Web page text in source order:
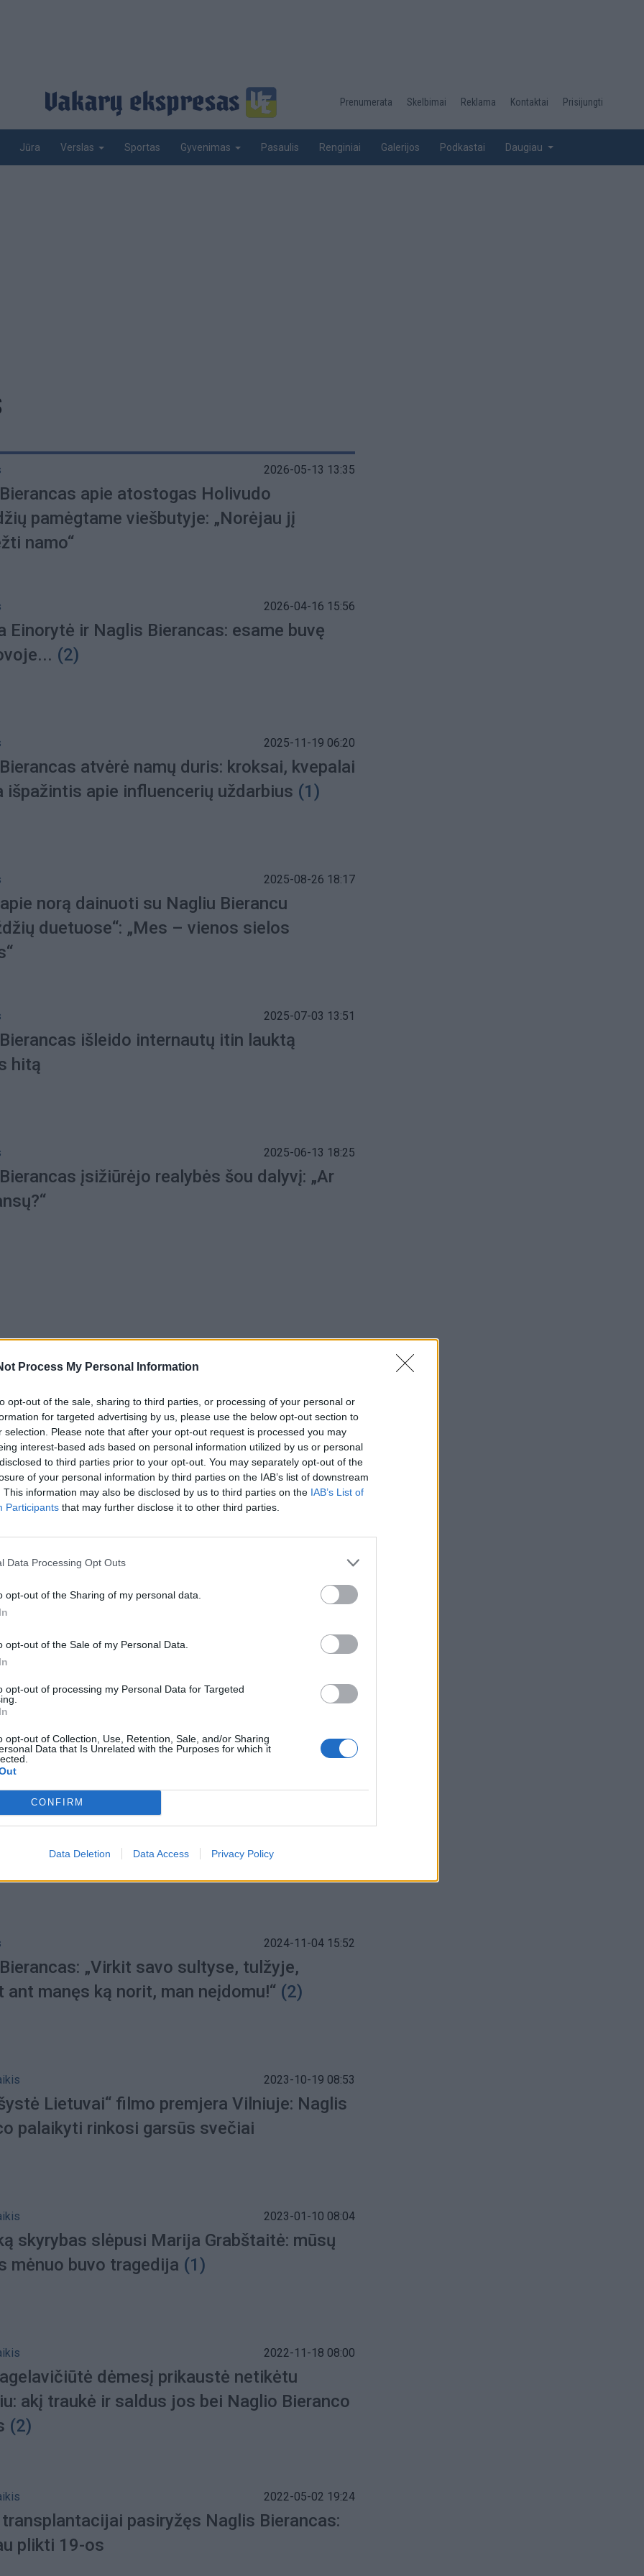
Process My Personal Information
opt-out of the sale, sharing to third parties, or processing of your personal or
for targeted advertising by us, please use the below opt-out section to
selection. Please note that after your opt-out request is processed you may
interest-based ads based on personal information utilized by us or personal
to third parties prior to your opt-out. You may separately opt-out of the
of your personal information by third parties on the IAB’s list of downstream
This information may also be disclosed by us to third parties on the IAB’s List of
Participants that may further disclose it to other third parties.
Data Processing Opt Outs
opt-out of the Sharing of my personal data.
opt-out of the Sale of my Personal Data.
opt-out of processing my Personal Data for Targeted
opt-out of Collection, Use, Retention, Sale, and/or Sharing
Data that Is Unrelated with the Purposes for which it
CONFIRM
Data Deletion Data Access Privacy Policy
Desktop
top
Prenumerata Skelbimai Reklama Kontaktai Prisijungti
Jūra Verslas Sportas Gyvenimas Pasaulis Renginiai Galerijos Podkastai Daugiau
2026-05-13 13:35
apie atostogas Holivudo
pamėgtame viešbutyje: „Norėjau jį
namo“
2026-04-16 15:56
Einorytė ir Naglis Bierancas: esame buvę
(2)
2025-11-19 06:20
atvėrė namų duris: kroksai, kvepalai
išpažintis apie influencerių uždarbius (1)
2025-08-26 18:17
norą dainuoti su Nagliu Bierancu
duetuose“: „Mes – vienos sielos
2025-07-03 13:51
išleido internautų itin lauktą
hitą
2025-06-13 18:25
įsižiūrėjo realybės šou dalyvį: „Ar
Bierancas išpildė savo svajonę: nusifilmavo
prekės ženklo reklamos klipe
pranešė apie skyrybas su Luku
2024-11-04 15:52
„Virkit savo sultyse, tulžyje,
ant manęs ką norit, man neįdomu!“ (2)
2023-10-19 08:53
Lietuvai“ filmo premjera Vilniuje: Naglis
palaikyti rinkosi garsūs svečiai
2023-01-10 08:04
skyrybas slėpusi Marija Grabštaitė: mūsų
mėnuo buvo tragedija (1)
2022-11-18 08:00
dėmesį prikaustė netikėtu
akį traukė ir saldus jos bei Naglio Bieranco
(2)
2022-05-02 19:24
transplantacijai pasiryžęs Naglis Bierancas:
plikti 19-os